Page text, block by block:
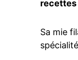
recettes
Sa mie